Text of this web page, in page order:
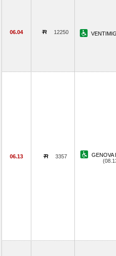
06.04 12250
06.13 3357
GENOVA